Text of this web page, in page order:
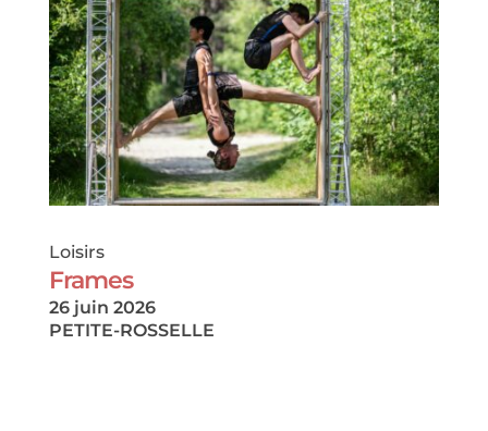
Loisirs
Frames
26 juin 2026
PETITE-ROSSELLE